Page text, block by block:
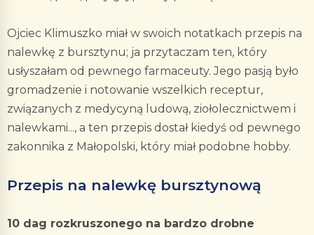
Ojciec Klimuszko miał w swoich notatkach przepis na
nalewkę z bursztynu; ja przytaczam ten, który
usłyszałam od pewnego farmaceuty. Jego pasją było
gromadzenie i notowanie wszelkich receptur,
związanych z medycyną ludową, ziołolecznictwem i
nalewkami..., a ten przepis dostał kiedyś od pewnego
zakonnika z Małopolski, który miał podobne hobby.
Przepis na nalewkę bursztynową
10 dag rozkruszonego na bardzo drobne